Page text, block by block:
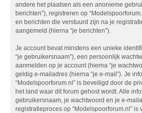
andere het plaatsen als een anonieme
berichten”), registreren op
en berichten die verstuurd zijn na je
aangemeld (hierna “je berichten”).
Je account bevat minstens een unieke
“je gebruikersnaam”), een persoonlijk
aanmelden op je account (hierna “je
geldig e-mailadres (hierna “je e-mail”). Je
“Modelspoorforum.nl” is beveiligd door de
het land waar dit forum gehost wordt. Alle
gebruikersnaam, je wachtwoord en je e-
registratieproces op “Modelspoorforum.nl” is